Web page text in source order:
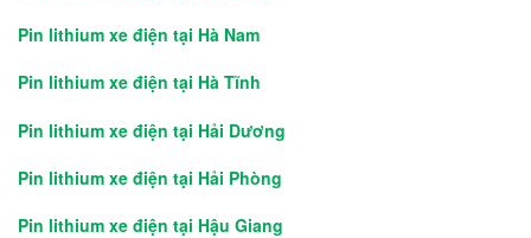
Pin lithium xe điện tại Hà Nam
Pin lithium xe điện tại Hà Tĩnh
Pin lithium xe điện tại Hải Dương
Pin lithium xe điện tại Hải Phòng
Pin lithium xe điện tại Hậu Giang